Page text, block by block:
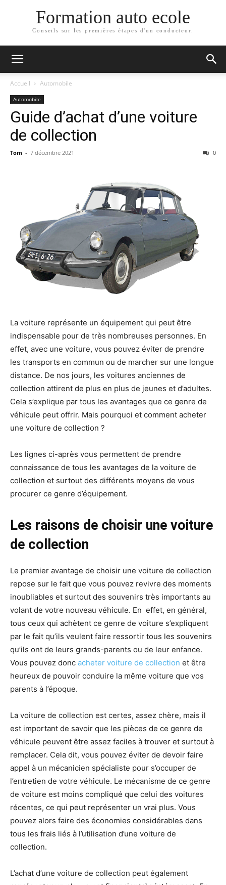
Formation auto ecole
Conseils sur les premières étapes d'un conducteur.
Accueil Automobile
Automobile
Guide d’achat d’une voiture
de collection
Tom - 7 décembre 2021 0
La voiture représente un équipement qui peut être
indispensable pour de très nombreuses personnes. En
effet, avec une voiture, vous pouvez éviter de prendre
les transports en commun ou de marcher sur une longue
distance. De nos jours, les voitures anciennes de
collection attirent de plus en plus de jeunes et d’adultes.
Cela s’explique par tous les avantages que ce genre de
véhicule peut offrir. Mais pourquoi et comment acheter
une voiture de collection ?
Les lignes ci-après vous permettent de prendre
connaissance de tous les avantages de la voiture de
collection et surtout des différents moyens de vous
procurer ce genre d’équipement.
Les raisons de choisir une voiture
de collection
Le premier avantage de choisir une voiture de collection
repose sur le fait que vous pouvez revivre des moments
inoubliables et surtout des souvenirs très importants au
volant de votre nouveau véhicule. En effet, en général,
tous ceux qui achètent ce genre de voiture s’expliquent
par le fait qu’ils veulent faire ressortir tous les souvenirs
qu’ils ont de leurs grands-parents ou de leur enfance.
Vous pouvez donc acheter voiture de collection et être
heureux de pouvoir conduire la même voiture que vos
parents à l’époque.
La voiture de collection est certes, assez chère, mais il
est important de savoir que les pièces de ce genre de
véhicule peuvent être assez faciles à trouver et surtout à
remplacer. Cela dit, vous pouvez éviter de devoir faire
appel à un mécanicien spécialiste pour s’occuper de
l’entretien de votre véhicule. Le mécanisme de ce genre
de voiture est moins compliqué que celui des voitures
récentes, ce qui peut représenter un vrai plus. Vous
pouvez alors faire des économies considérables dans
tous les frais liés à l’utilisation d’une voiture de
collection.
L’achat d’une voiture de collection peut également